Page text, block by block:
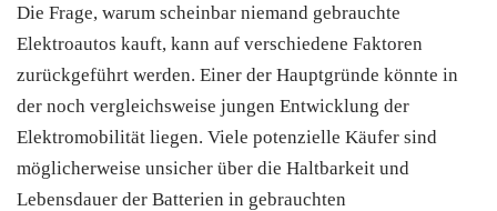
Die Frage, warum scheinbar niemand gebrauchte
Elektroautos kauft, kann auf verschiedene Faktoren
zurückgeführt werden. Einer der Hauptgründe könnte in
der noch vergleichsweise jungen Entwicklung der
Elektromobilität liegen. Viele potenzielle Käufer sind
möglicherweise unsicher über die Haltbarkeit und
Lebensdauer der Batterien in gebrauchten